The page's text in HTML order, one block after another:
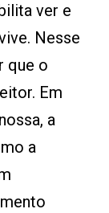
ver e
Nesse
que o
Em
a
a